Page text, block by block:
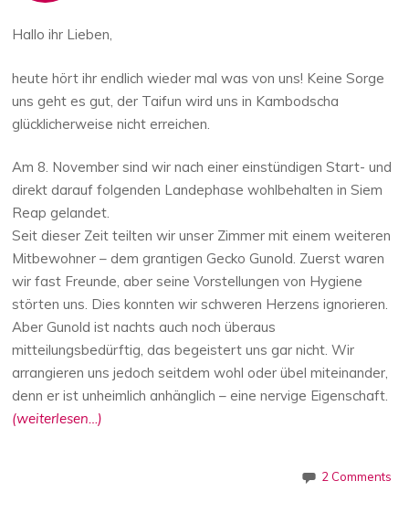
Hallo ihr Lieben,
heute hört ihr endlich wieder mal was von uns! Keine Sorge
uns geht es gut, der Taifun wird uns in Kambodscha
glücklicherweise nicht erreichen.
Am 8. November sind wir nach einer einstündigen Start- und
direkt darauf folgenden Landephase wohlbehalten in Siem
Reap gelandet.
Seit dieser Zeit teilten wir unser Zimmer mit einem weiteren
Mitbewohner – dem grantigen Gecko Gunold. Zuerst waren
wir fast Freunde, aber seine Vorstellungen von Hygiene
störten uns. Dies konnten wir schweren Herzens ignorieren.
Aber Gunold ist nachts auch noch überaus
mitteilungsbedürftig, das begeistert uns gar nicht. Wir
arrangieren uns jedoch seitdem wohl oder übel miteinander,
denn er ist unheimlich anhänglich – eine nervige Eigenschaft.
(weiterlesen…)
2 Comments